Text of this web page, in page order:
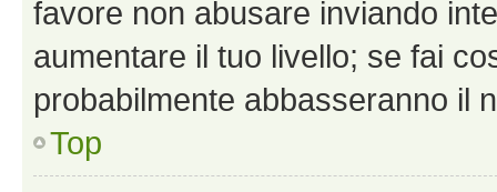
favore non abusare inviando
aumentare il tuo livello; se fai
probabilmente abbasseranno il
Top